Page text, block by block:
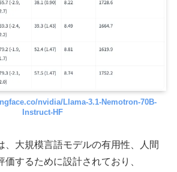
nvidia/Llama-3.1-Nemotron-70B-
Instruct-HF
、大規模言語モデルの有用性、人間
価するために設計されており、